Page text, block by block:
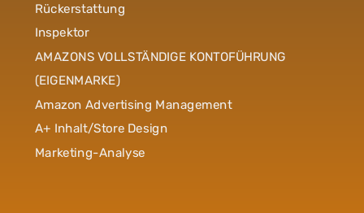
Rückerstattung
Inspektor
AMAZONS VOLLSTÄNDIGE KONTOFÜHRUNG
(EIGENMARKE)
Amazon Advertising Management
A+ Inhalt/Store Design
Marketing-Analyse